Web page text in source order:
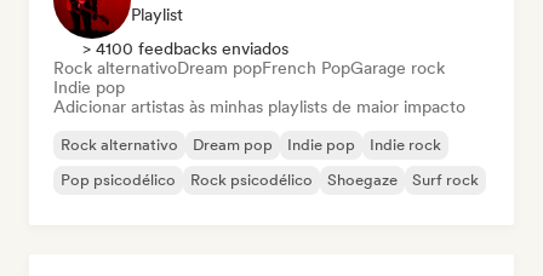
Playlist
> 4100 feedbacks enviados
Rock alternativoDream popFrench PopGarage rock
Indie pop
Adicionar artistas às minhas playlists de maior impacto
Rock alternativo Dream pop Indie pop
Indie rock
Pop psicodélico
Rock psicodélico Shoegaze Surf rock